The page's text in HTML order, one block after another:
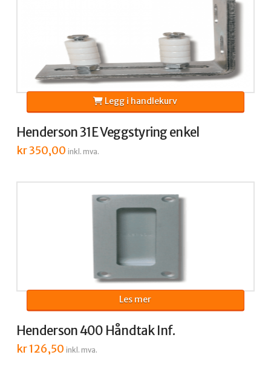
Henderson 31E Veggstyring enkel
kr350,00 inkl. mva.
Legg i handlekurv
Henderson 400 Håndtak Inf.
kr126,50 inkl. mva.
Les mer